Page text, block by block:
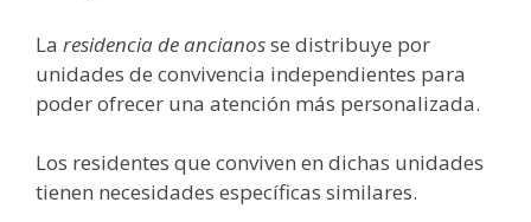
La residencia de ancianosse distribuye por
unidades de convivencia independientes para
poder ofrecer una atención más personalizada.
Los residentes que conviven en dichas unidades
tienen necesidades específicas similares.